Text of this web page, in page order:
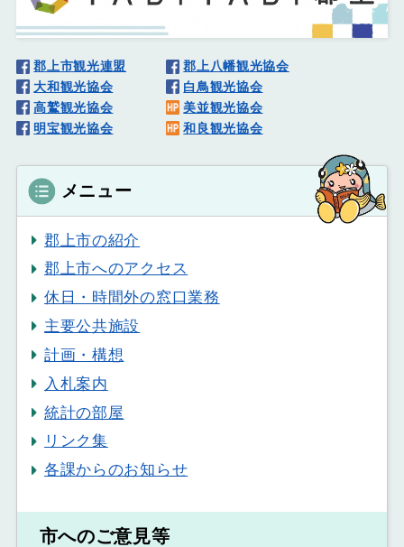
郡上市観光連盟
郡上八幡観光協会
大和観光協会
白鳥観光協会
高鷲観光協会
美並観光協会
明宝観光協会
和良観光協会
メニュー
郡上市の紹介
郡上市へのアクセス
休日・時間外の窓口業務
主要公共施設
計画・構想
入札案内
統計の部屋
リンク集
各課からのお知らせ
市へのご意見等